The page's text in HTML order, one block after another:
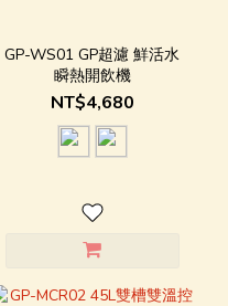
GP-WS01 GP超濾 鮮活水
瞬熱開飲機
NT$4,680